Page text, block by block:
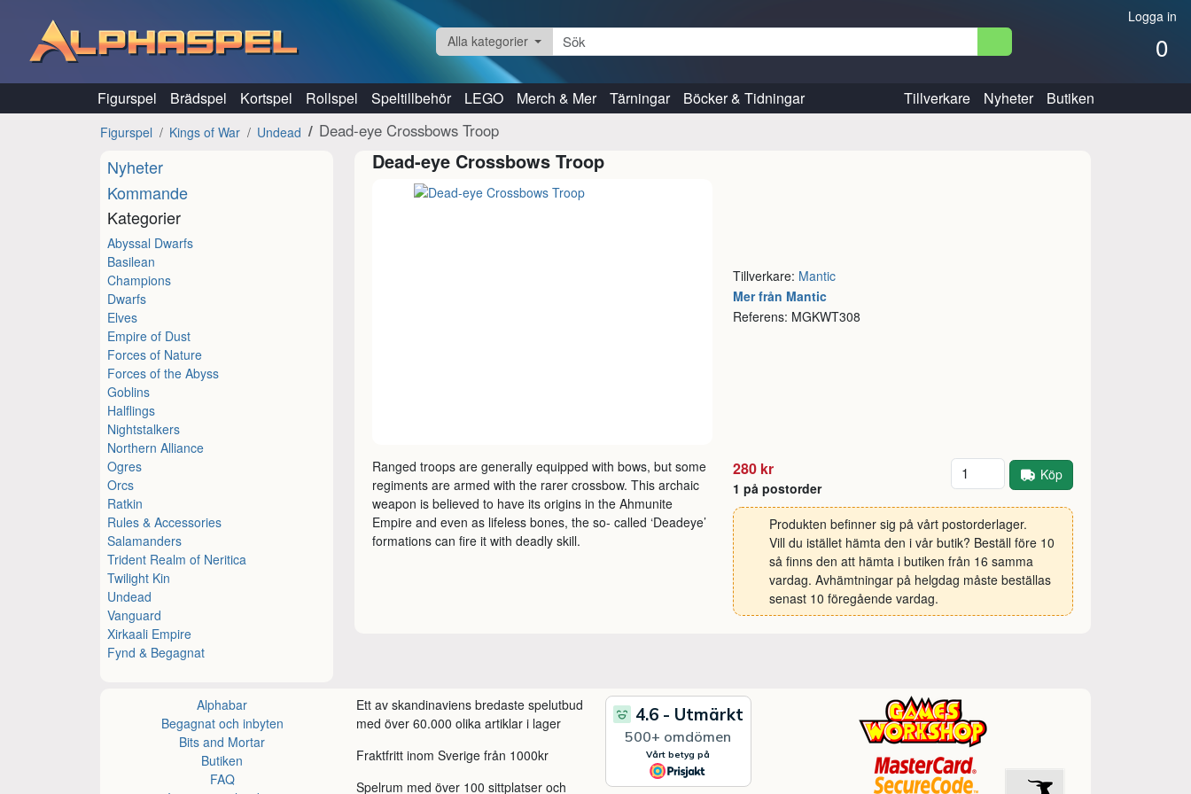
Logga in
0
Alla kategorier
Figurspel Brädspel Kortspel Rollspel Speltillbehör LEGO Merch & Mer Tärningar Böcker & Tidningar Tillverkare Nyheter Butiken
Figurspel Kings of War Undead Dead-eye Crossbows Troop
Nyheter
Kommande
Kategorier
Abyssal Dwarfs
Basilean
Champions
Dwarfs
Elves
Empire of Dust
Forces of Nature
Forces of the Abyss
Goblins
Halflings
Nightstalkers
Northern Alliance
Ogres
Orcs
Ratkin
Rules & Accessories
Salamanders
Trident Realm of Neritica
Twilight Kin
Undead
Vanguard
Xirkaali Empire
Fynd & Begagnat
Dead-eye Crossbows Troop
Tillverkare: Mantic
Mer från Mantic
Referens: MGKWT308
Ranged troops are generally equipped with bows, but some
regiments are armed with the rarer crossbow. This archaic
weapon is believed to have its origins in the Ahmunite
Empire and even as lifeless bones, the so- called ‘Deadeye’
formations can fire it with deadly skill.
280 kr
1 på postorder
Antal Köp
Produkten befinner sig på vårt postorderlager.
Vill du istället hämta den i vår butik? Beställ före 10
så finns den att hämta i butiken från 16 samma
vardag. Avhämtningar på helgdag måste beställas
senast 10 föregående vardag.
Alphabar
Begagnat och inbyten
Bits and Mortar
Butiken
FAQ
Ett av skandinaviens bredaste spelutbud
med över 60.000 olika artiklar i lager
Fraktfritt inom Sverige från 1000kr
Spelrum med över 100 sittplatser och